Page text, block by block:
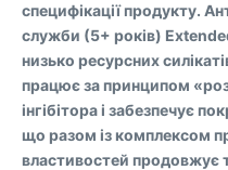
специфікації продукту.
служби (5+ років)
низько ресурсних
працює за принципом
інгібітора і забезпечує
що разом із комплексом
властивостей продовжує